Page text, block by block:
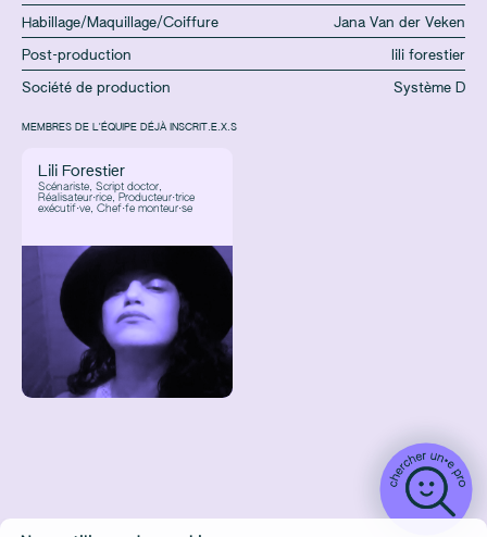
Habillage/Maquillage/Coiffure Jana Van der Veken
Post-production lili forestier
Société de production Système D
MEMBRES DE L'ÉQUIPE DÉJÀ INSCRIT.E.X.S
Lili Forestier
Scénariste, Script doctor,
Réalisateur·rice, Producteur·trice
exécutif·ve, Chef·fe monteur·se